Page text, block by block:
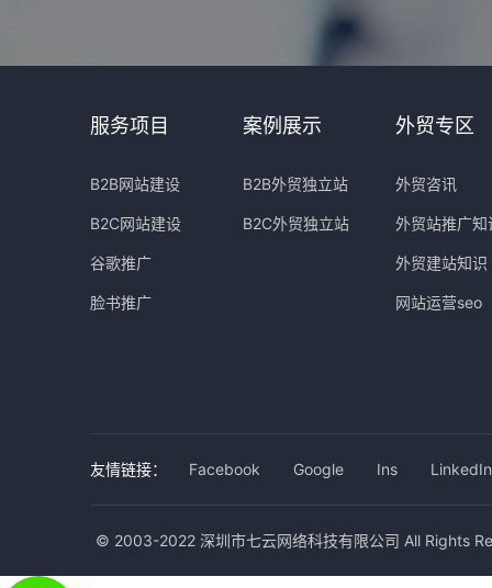
服务项目
B2B网站建设
B2C网站建设
谷歌推广
脸书推广
案例展示
B2B外贸独立站
B2C外贸独立站
外贸专区
外贸咨讯
外贸站推广知
外贸建站知识
网站运营seo
友情链接： Facebook Google Ins LinkedIn
© 2003-2022 深圳市七云网络科技有限公司 All Rights